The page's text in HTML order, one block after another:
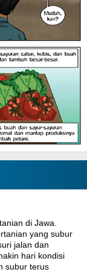
di Jawa.
yang subur
jalan dan
hari kondisi
subur terus